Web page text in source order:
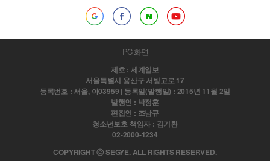
PC 화면
제호 : 세계일보
서울특별시 용산구 서빙고로 17
등록번호 : 서울, 아03959 | 등록일(발행일) : 2015년 11월 2일
발행인 : 박정훈
편집인 : 조남규
청소년보호 책임자 : 김기환
02-2000-1234
COPYRIGHT ⓒ SEGYE. ALL RIGHTS RESERVED.